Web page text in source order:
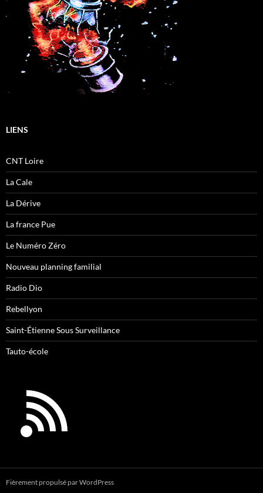
LIENS
CNT Loire
La Cale
La Dérive
La france Pue
Le Numéro Zéro
Nouveau planning familial
Radio Dio
Rebellyon
Saint-Étienne Sous Surveillance
Tauto-école
Fièrement propulsé par WordPress